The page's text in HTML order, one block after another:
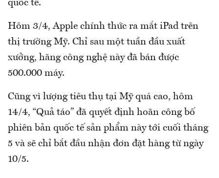
quốc tế.
Hôm 3/4, Apple chính thức ra mắt iPad trên
thị trường Mỹ. Chỉ sau một tuần đầu xuất
xưởng, hãng công nghệ này đã bán được
500.000 máy.
Cũng vì lượng tiêu thụ tại Mỹ quá cao, hôm
14/4, “Quả táo” đã quyết định hoãn công bố
phiên bản quốc tế sản phẩm này tới cuối tháng
5 và sẽ chỉ bắt đầu nhận đơn đặt hàng từ ngày
10/5.